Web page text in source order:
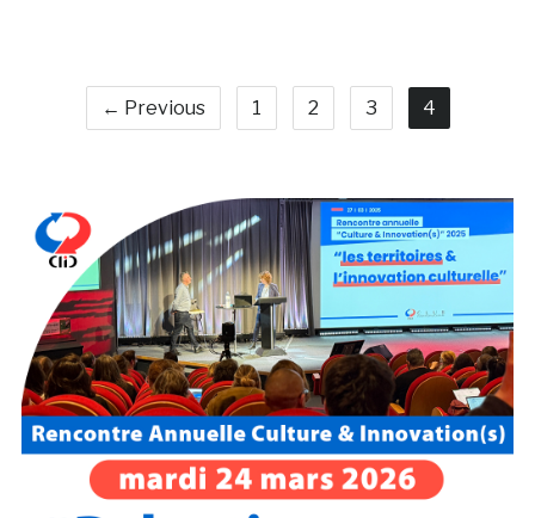
← Previous 1 2 3 4